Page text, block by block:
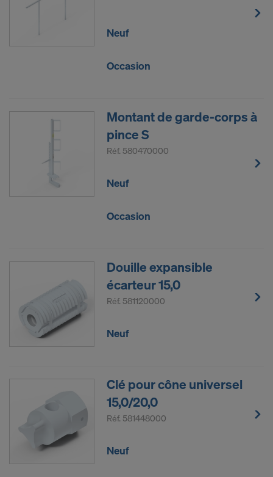
Neuf
Occasion
Montant de garde-corps à
pince S
Réf. 580470000
Neuf
Occasion
Douille expansible
écarteur 15,0
Réf. 581120000
Neuf
Clé pour cône universel
15,0/20,0
Réf. 581448000
Neuf